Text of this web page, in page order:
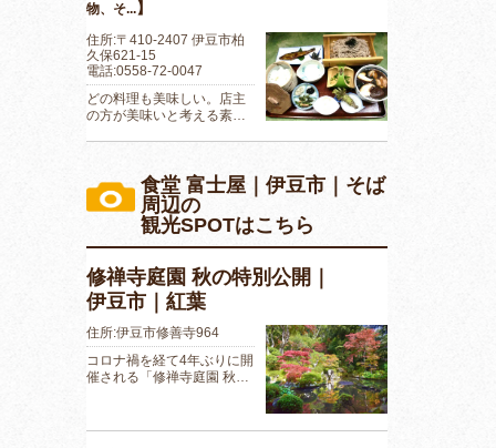
物、そ...】
住所:〒410-2407 伊豆市柏
久保621-15
電話:0558-72-0047
どの料理も美味しい。店主
の方が美味いと考える素…
食堂 富士屋｜伊豆市｜そば
周辺の
観光SPOTはこちら
修禅寺庭園 秋の特別公開｜
伊豆市｜紅葉
住所:伊豆市修善寺964
コロナ禍を経て4年ぶりに開
催される「修禅寺庭園 秋…